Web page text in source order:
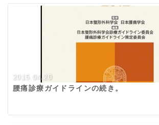
2015.04.20
腰痛診療ガイドラインの続き。